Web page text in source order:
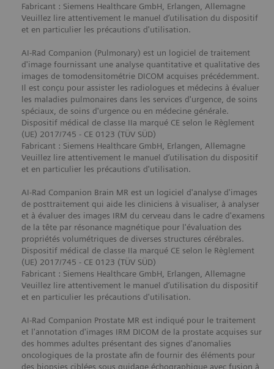
Fabricant : Siemens Healthcare GmbH, Erlangen, Allemagne
Veuillez lire attentivement le manuel d’utilisation du dispositif
et en particulier les précautions d'utilisation.
AI-Rad Companion (Pulmonary) est un logiciel de traitement
d'image fournissant une analyse quantitative et qualitative des
images de tomodensitométrie DICOM acquises précédemment.
Il est conçu pour assister les radiologues et médecins à évaluer
les maladies pulmonaires dans les services d'urgence, de soins
spéciaux, de soins d'urgence ou en médecine générale.
Dispositif médical de classe IIa marqué CE selon le Règlement
(UE) 2017/745 - CE 0123 (TÜV SÜD)
Fabricant : Siemens Healthcare GmbH, Erlangen, Allemagne
Veuillez lire attentivement le manuel d’utilisation du dispositif
et en particulier les précautions d'utilisation.
AI-Rad Companion Brain MR est un logiciel d'analyse d'images
de posttraitement qui aide les cliniciens à visualiser, à analyser
et à évaluer des images IRM du cerveau dans le cadre d'examens
de la tête par résonance magnétique pour l'évaluation des
propriétés volumétriques de diverses structures cérébrales.
Dispositif médical de classe IIa marqué CE selon le Règlement
(UE) 2017/745 - CE 0123 (TÜV SÜD)
Fabricant : Siemens Healthcare GmbH, Erlangen, Allemagne
Veuillez lire attentivement le manuel d’utilisation du dispositif
et en particulier les précautions d'utilisation.
AI-Rad Companion Prostate MR est indiqué pour le traitement
et l'annotation d'images IRM DICOM de la prostate acquises sur
des hommes adultes présentant des signes d'anomalies
oncologiques de la prostate afin de fournir des éléments pour
des biopsies ciblées sous guidage échographique avec fusion à